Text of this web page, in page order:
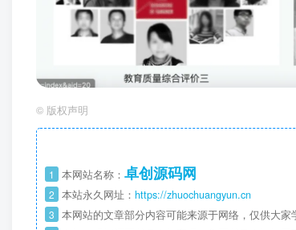
© 版权声明
1 本网站名称： 卓创源码网
2 本站永久网址： https://zhuochuangyun.cn
3 本网站的文章部分内容可能来源于网络，仅供大